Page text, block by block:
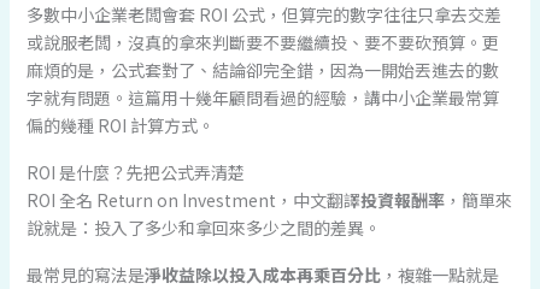
多數中小企業老闆會套 ROI 公式，但算完的數字往往只拿去交差
或說服老闆，沒真的拿來判斷要不要繼續投、要不要砍預算。更
麻煩的是，公式套對了、結論卻完全錯，因為一開始丟進去的數
字就有問題。這篇用十幾年顧問看過的經驗，講中小企業最常算
偏的幾種 ROI 計算方式。
ROI 是什麼？先把公式弄清楚
ROI 全名 Return on Investment，中文翻譯投資報酬率，簡單來
說就是：投入了多少和拿回來多少之間的差異。
最常見的寫法是淨收益除以投入成本再乘百分比，複雜一點就是